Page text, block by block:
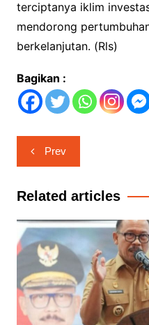
terciptanya iklim
mendorong
berkelanjutan. (Rls)
Bagikan :
Navigasi
pos
Prev
Related articles